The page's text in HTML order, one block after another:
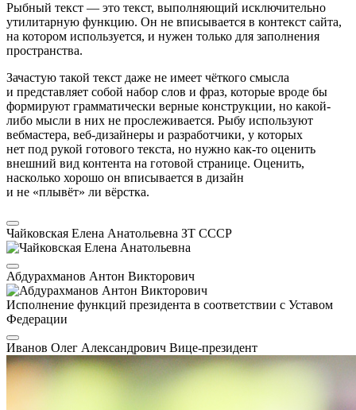
Рыбный текст — это текст, выполняющий исключительно
утилитарную функцию. Он не вписывается в контекст сайта,
на котором используется, и нужен только для заполнения
пространства.
Зачастую такой текст даже не имеет чёткого смысла
и представляет собой набор слов и фраз, которые вроде бы
формируют грамматически верные конструкции, но какой-
либо мысли в них не прослеживается. Рыбу используют
вебмастера, веб-дизайнеры и разработчики, у которых
нет под рукой готового текста, но нужно как-то оценить
внешний вид контента на готовой странице. Оценить,
насколько хорошо он вписывается в дизайн
и не «плывёт» ли вёрстка.
Чайковская Елена Анатольевна ЗТ СССР
Абдурахманов Антон Викторович
Исполнение функций президента в соответствии с Уставом
Федерации
Иванов Олег Александрович Вице-президент